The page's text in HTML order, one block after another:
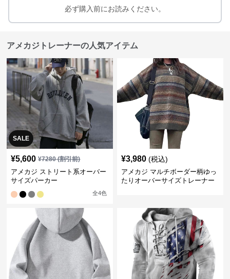
必ず購入前にお読みください。
アメカジトレーナーの人気アイテム
SALE
¥5,600 ¥7280(割引前)
アメカジ ストリート系オーバー
サイズパーカー
全4色
¥3,980 (税込)
アメカジ マルチボーダー柄ゆっ
たりオーバーサイズトレーナー